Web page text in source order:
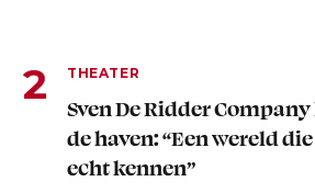
THEATER
Sven De Ridder
de haven: “Een wereld
echt kennen”